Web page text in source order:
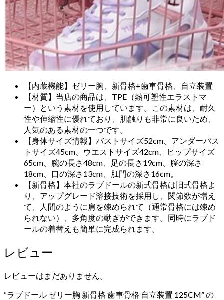
【内蔵機能】ゼリー胸、新骨格+歯車骨格、自立装置
【材質】当店の商品は、TPE（熱可塑性エラストマ
ー）という素材を使用しています。この素材は、耐久
性や伸縮性に優れており、肌触りも非常に良いため、
人気のある素材の一つです。
【身体サイズ情報】バストサイズ52cm、アンダーバス
トサイズ45cm、ウエストサイズ42cm、ヒップサイズ
65cm、腕の長さ48cm、足の長さ19cm、膣の深さ
18cm、口の深さ13cm、肛門の深さ16cm。
【新骨格】本社のラブドールの新式骨格は旧式骨格よ
り、アップグレード溶接技術を採用し、関節数が増え
て、人間のように肩を竦められて（通常骨格には竦め
られない）、多角度の動ぎができます。同時にラブド
ールの着替えも簡単に完成られます。
レビュー
レビューはまだありません。
“ラブドール ゼリー胸 新骨格 歯車骨格 自立装置 125CM” の